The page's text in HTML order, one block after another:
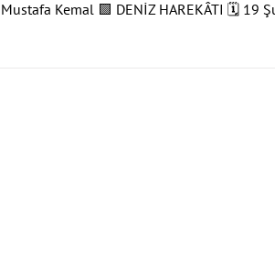
Mustafa Kemal 🟩 DENİZ HAREKÂTI 🗓 19